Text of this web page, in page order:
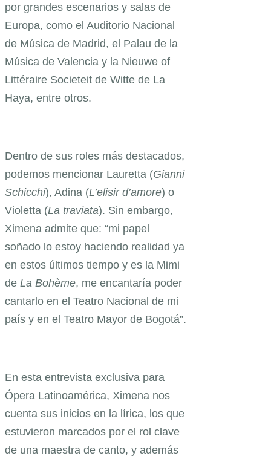
por grandes escenarios y salas de
Europa, como el Auditorio Nacional
de Música de Madrid, el Palau de la
Música de Valencia y la Nieuwe of
Littéraire Societeit de Witte de La
Haya, entre otros.
Dentro de sus roles más destacados,
podemos mencionar Lauretta (Gianni
Schicchi), Adina (L’elisir d’amore) o
Violetta (La traviata). Sin embargo,
Ximena admite que: “mi papel
soñado lo estoy haciendo realidad ya
en estos últimos tiempo y es la Mimi
de La Bohème, me encantaría poder
cantarlo en el Teatro Nacional de mi
país y en el Teatro Mayor de Bogotá”.
En esta entrevista exclusiva para
Ópera Latinoamérica, Ximena nos
cuenta sus inicios en la lírica, los que
estuvieron marcados por el rol clave
de una maestra de canto, y además